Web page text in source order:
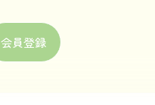
会員登録